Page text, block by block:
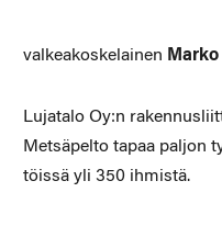
valkeakoskelainen
Lujatalo Oy:n
Metsäpelto tapaa paljon
töissä yli 350 ihmistä.